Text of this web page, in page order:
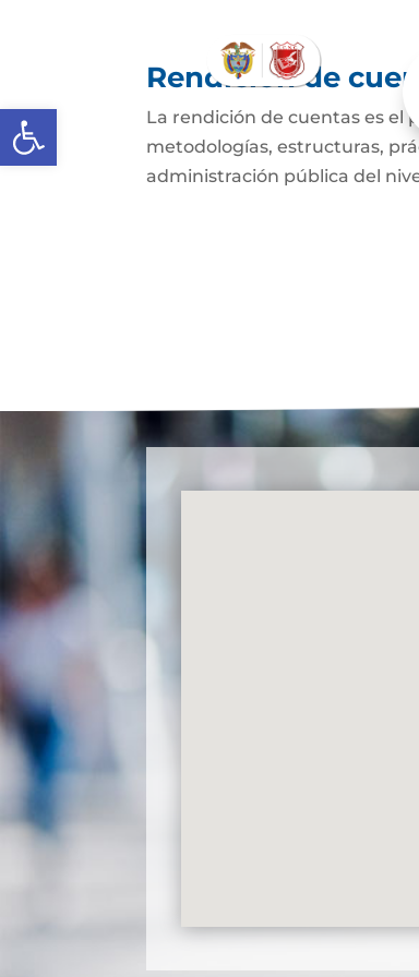
Abrir barra de herramientas
Rendición de
La rendición de cuentas es el
metodologías, estructuras,
administración pública del